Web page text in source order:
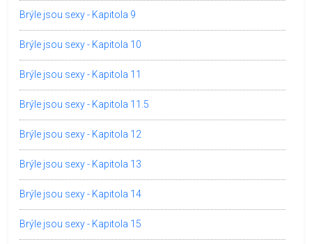
Brýle jsou sexy - Kapitola 9
Brýle jsou sexy - Kapitola 10
Brýle jsou sexy - Kapitola 11
Brýle jsou sexy - Kapitola 11.5
Brýle jsou sexy - Kapitola 12
Brýle jsou sexy - Kapitola 13
Brýle jsou sexy - Kapitola 14
Brýle jsou sexy - Kapitola 15